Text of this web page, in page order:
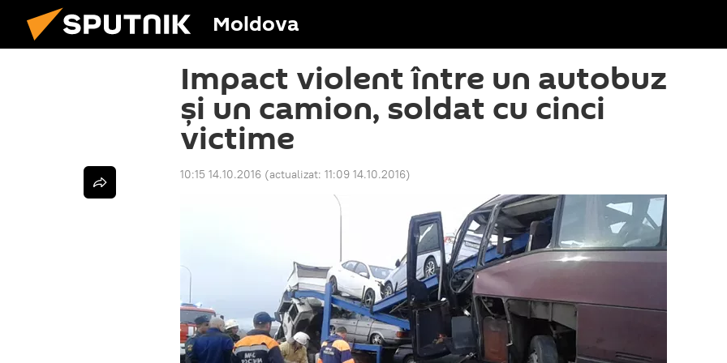
Moldova
Impact violent între un autobuz
și un camion, soldat cu cinci
victime
10:15 14.10.2016 (actualizat: 11:09 14.10.2016)